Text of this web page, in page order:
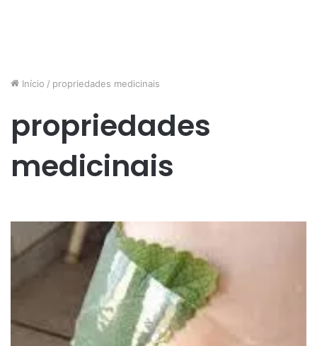
Início / propriedades medicinais
propriedades
medicinais